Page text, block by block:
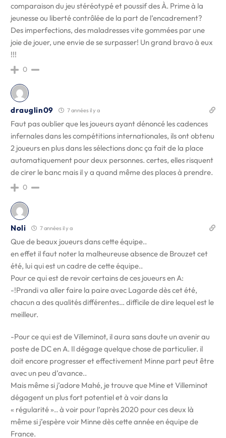
comparaison du jeu stéréotypé et poussif des À. Prime à la
jeunesse ou liberté contrôlée de la part de l’encadrement?
Des imperfections, des maladresses vite gommées par une
joie de jouer, une envie de se surpasser! Un grand bravo à eux
!!!
0
drauglin09 7 années il y a
Faut pas oublier que les joueurs ayant dénoncé les cadences
infernales dans les compétitions internationales, ils ont obtenu
2 joueurs en plus dans les sélections donc ça fait de la place
automatiquement pour deux personnes. certes, elles risquent
de cirer le banc mais il y a quand même des places à prendre.
0
Noli 7 années il y a
Que de beaux joueurs dans cette équipe..
en effet il faut noter la malheureuse absence de Brouzet cet
été, lui qui est un cadre de cette équipe..
Pour ce qui est de revoir certains de ces joueurs en A:
-!Prandi va aller faire la paire avec Lagarde dès cet été,
chacun a des qualités différentes… difficile de dire lequel est le
meilleur.
-Pour ce qui est de Villeminot, il aura sans doute un avenir au
poste de DC en A. Il dégage quelque chose de particulier. il
doit encore progresser et effectivement Minne part peut être
avec un peu d’avance..
Mais même si j’adore Mahé, je trouve que Mine et Villeminot
dégagent un plus fort potentiel et à voir dans la
« régularité ».. à voir pour l’après 2020 pour ces deux là
même si j’espère voir Minne dès cette année en équipe de
France.